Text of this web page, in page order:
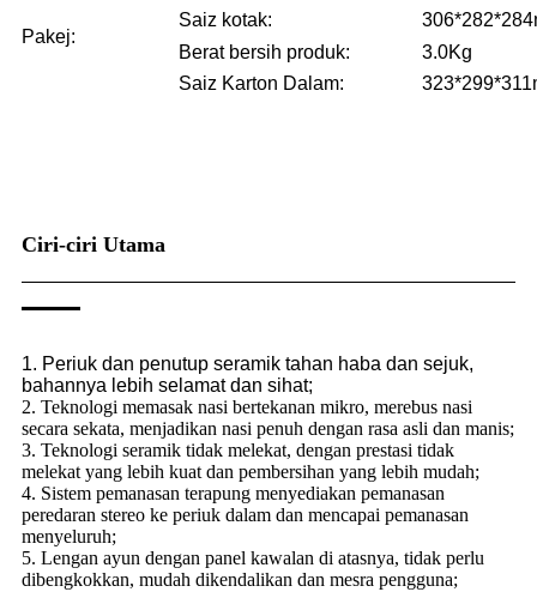
Pakej:
Saiz kotak:
Berat bersih produk:
3.0Kg
Saiz Karton Dalam:
Ciri-ciri Utama
1. Periuk dan penutup seramik tahan haba dan sejuk,
bahannya lebih selamat dan sihat;
2. Teknologi memasak nasi bertekanan mikro, merebus nasi
secara sekata, menjadikan nasi penuh dengan rasa asli dan manis;
3. Teknologi seramik tidak melekat, dengan prestasi tidak
melekat yang lebih kuat dan pembersihan yang lebih mudah;
4. Sistem pemanasan terapung menyediakan pemanasan
peredaran stereo ke periuk dalam dan mencapai pemanasan
menyeluruh;
5. Lengan ayun dengan panel kawalan di atasnya, tidak perlu
dibengkokkan, mudah dikendalikan dan mesra pengguna;